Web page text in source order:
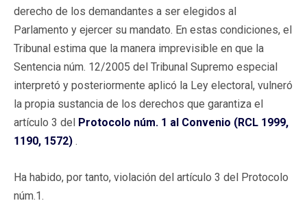
derecho de los demandantes a ser elegidos al
Parlamento y ejercer su mandato. En estas condiciones, el
Tribunal estima que la manera imprevisible en que la
Sentencia núm. 12/2005 del Tribunal Supremo especial
interpretó y posteriormente aplicó la Ley electoral, vulneró
la propia sustancia de los derechos que garantiza el
artículo 3 del Protocolo núm. 1 al Convenio (RCL 1999,
1190, 1572) .
Ha habido, por tanto, violación del artículo 3 del Protocolo
núm.1.